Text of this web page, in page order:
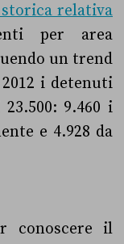
relativa
per area
un trend
i detenuti
9.460 i
e 4.928 da
conoscere il